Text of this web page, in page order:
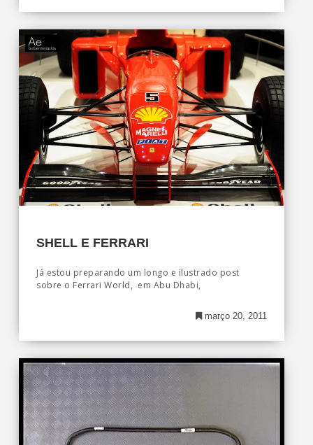
SHELL E FERRARI
Já estou preparando um longo e ilustrado post
sobre o Ferrari World, em Abu Dhabi,
março 20, 2011